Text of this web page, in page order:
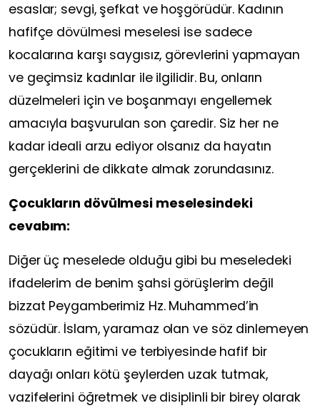
esaslar; sevgi, şefkat ve hoşgörüdür. Kadının
hafifçe dövülmesi meselesi ise sadece
kocalarına karşı saygısız, görevlerini yapmayan
ve geçimsiz kadınlar ile ilgilidir. Bu, onların
düzelmeleri için ve boşanmayı engellemek
amacıyla başvurulan son çaredir. Siz her ne
kadar ideali arzu ediyor olsanız da hayatın
gerçeklerini de dikkate almak zorundasınız.
Çocukların dövülmesi meselesindeki
cevabım:
Diğer üç meselede olduğu gibi bu meseledeki
ifadelerim de benim şahsi görüşlerim değil
bizzat Peygamberimiz Hz. Muhammed’in
sözüdür. İslam, yaramaz olan ve söz dinlemeyen
çocukların eğitimi ve terbiyesinde hafif bir
dayağı onları kötü şeylerden uzak tutmak,
vazifelerini öğretmek ve disiplinli bir birey olarak